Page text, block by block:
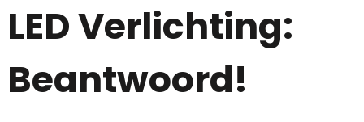
LED Verlichting:
Beantwoord!